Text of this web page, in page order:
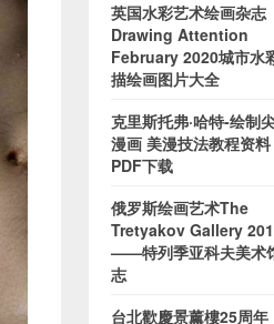
英国水彩艺术绘画杂志
Drawing Attention
February 2020城市水
描绘画图片大全
克里斯托弗·哈特-绘制
漫画 美漫技法教程资料
PDF下载
俄罗斯绘画艺术The
Tretyakov Gallery
——特列季亚科夫美术
志
台北歡慶景薰樓25周年